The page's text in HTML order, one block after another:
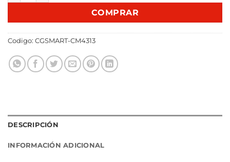
COMPRAR
Codigo: CGSMART-CM4313
DESCRIPCIÓN
INFORMACIÓN ADICIONAL